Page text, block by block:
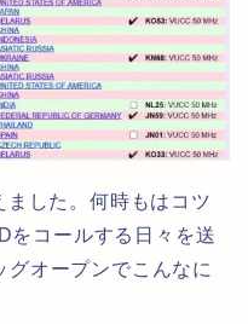
した。何時もはコツ
をコールする日々を送
オープンでこんなに